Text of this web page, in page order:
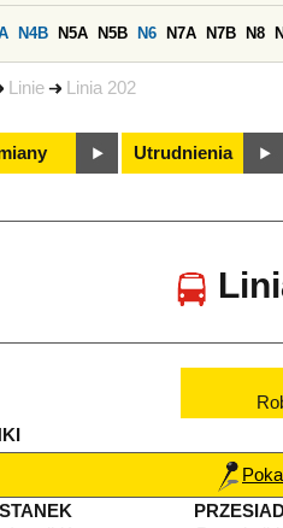
Linie Linia 202
N4B N5A N5B N6 N7A N7B N8
Utrudnienia